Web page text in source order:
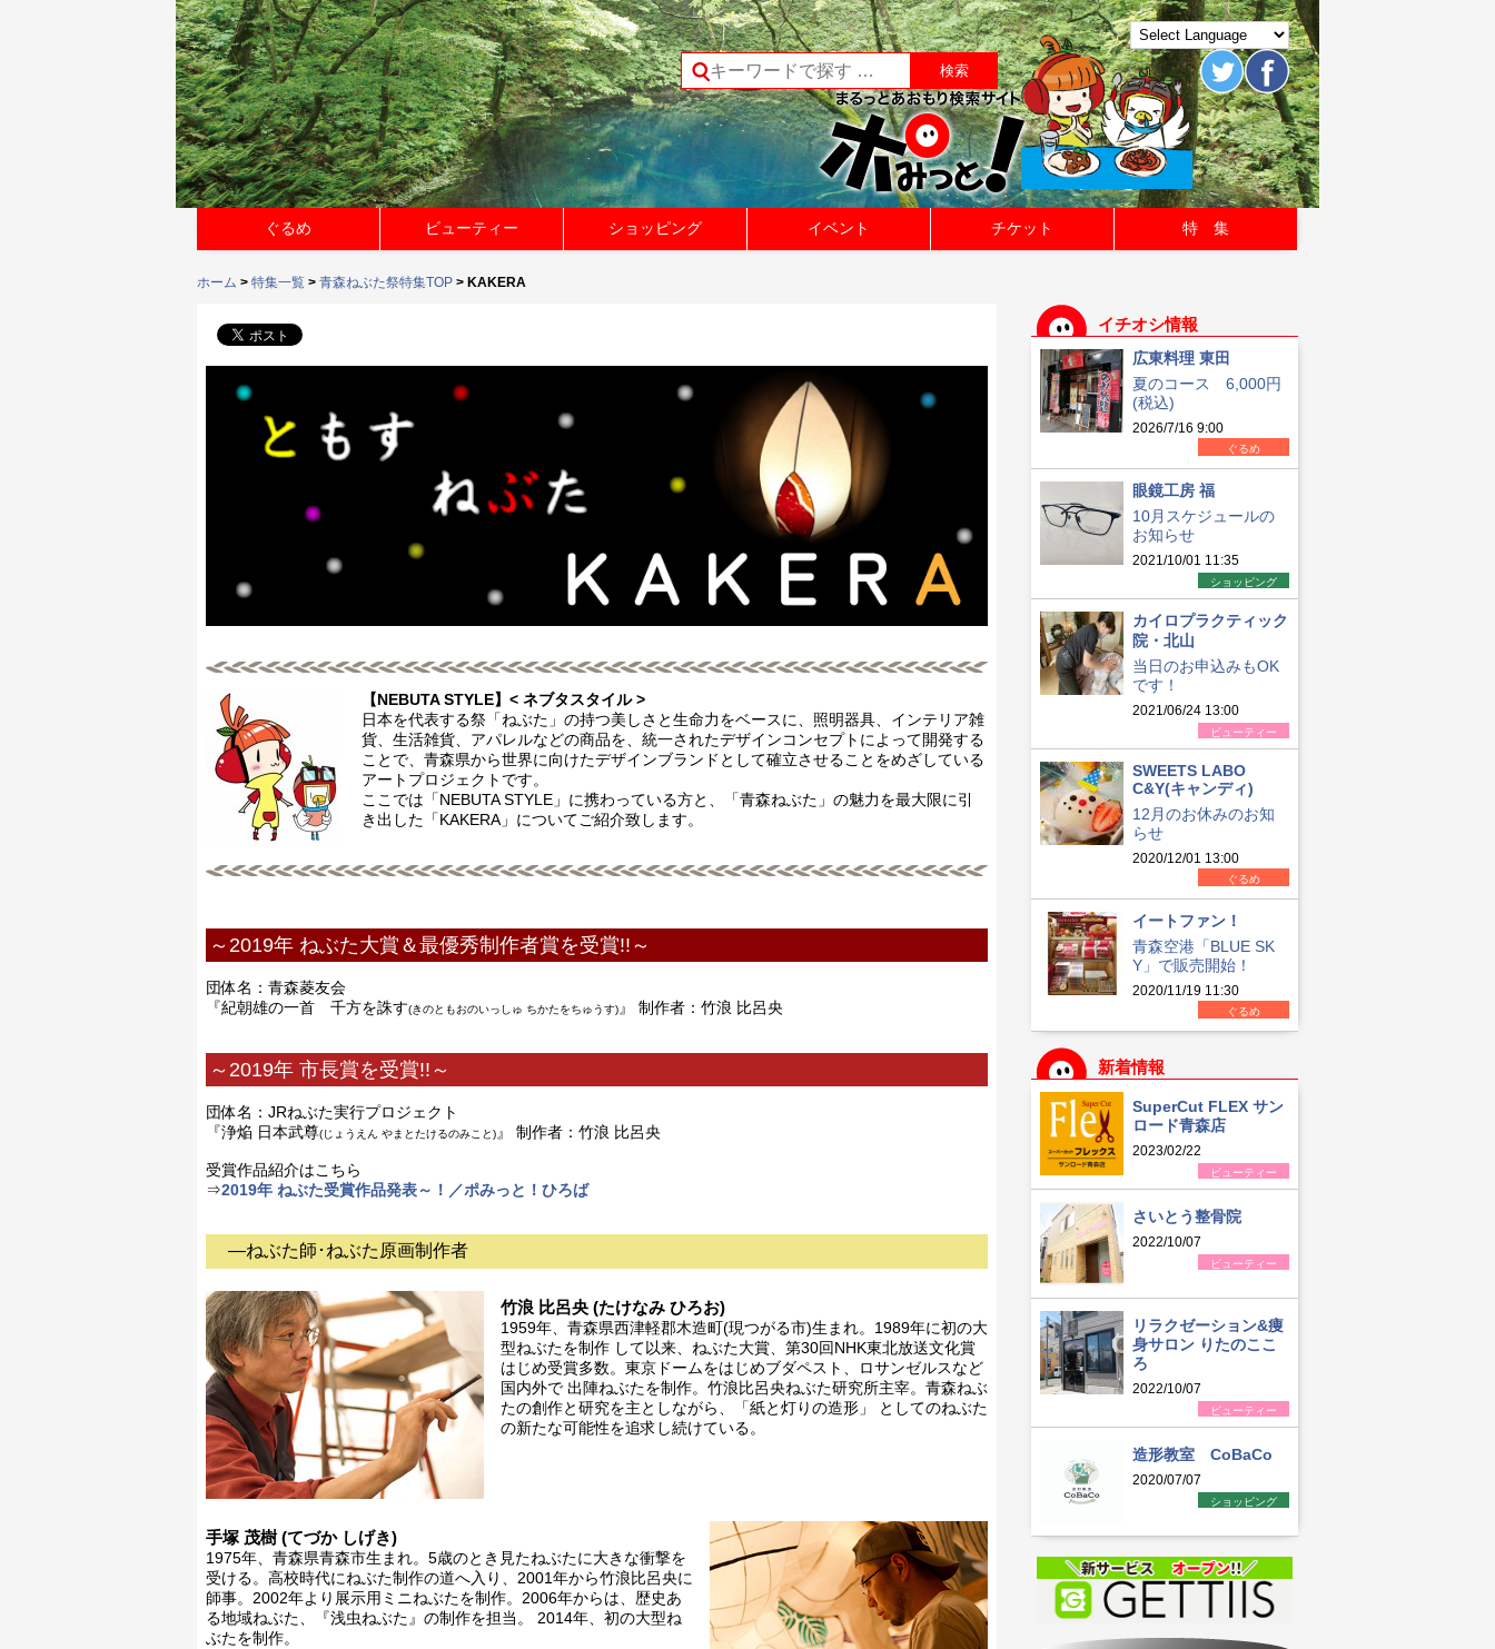
ぐるめ ビューティー ショッピング イベント チケット 特 集
ホーム > 特集一覧 > 青森ねぶた祭特集TOP > KAKERA
【NEBUTA STYLE】< ネブタスタイル >
日本を代表する祭「ねぶた」の持つ美しさと生命力をベースに、照明器具、インテリア雑
貨、生活雑貨、アパレルなどの商品を、統一されたデザインコンセプトによって開発する
ことで、青森県から世界に向けたデザインブランドとして確立させることをめざしている
アートプロジェクトです。
ここでは「NEBUTA STYLE」に携わっている方と、「青森ねぶた」の魅力を最大限に引
き出した「KAKERA」についてご紹介致します。
～2019年 ねぶた大賞＆最優秀制作者賞を受賞!!～
団体名：青森菱友会
『紀朝雄の一首 千方を誅す(きのともおのいっしゅ ちかたをちゅうす)』 制作者：竹浪 比呂央
～2019年 市長賞を受賞!!～
団体名：JRねぶた実行プロジェクト
『浄焔 日本武尊(じょうえん やまとたけるのみこと)』 制作者：竹浪 比呂央
受賞作品紹介はこちら
⇒2019年 ねぶた受賞作品発表～！／ポみっと！ひろば
―ねぶた師･ねぶた原画制作者
竹浪 比呂央 (たけなみ ひろお)
1959年、青森県西津軽郡木造町(現つがる市)生まれ。1989年に初の大
型ねぶたを制作 して以来、ねぶた大賞、第30回NHK東北放送文化賞
はじめ受賞多数。東京ドームをはじめブダペスト、ロサンゼルスなど
国内外で 出陣ねぶたを制作。竹浪比呂央ねぶた研究所主宰。青森ねぶ
たの創作と研究を主としながら、「紙と灯りの造形」 としてのねぶた
の新たな可能性を追求し続けている。
手塚 茂樹 (てづか しげき)
1975年、青森県青森市生まれ。5歳のとき見たねぶたに大きな衝撃を
受ける。高校時代にねぶた制作の道へ入り、2001年から竹浪比呂央に
師事。2002年より展示用ミニねぶたを制作。2006年からは、歴史あ
る地域ねぶた、『浅虫ねぶた』の制作を担当。 2014年、初の大型ね
ぶたを制作。
イチオシ情報
広東料理 東田
夏のコース 6,000円
(税込)
2026/7/16 9:00
ぐるめ
眼鏡工房 福
10月スケジュールの
お知らせ
2021/10/01 11:35
ショッピング
カイロプラクティック
院・北山
当日のお申込みもOK
です！
2021/06/24 13:00
ビューティー
SWEETS LABO
C&Y(キャンディ)
12月のお休みのお知
らせ
2020/12/01 13:00
ぐるめ
イートファン！
青森空港「BLUE SK
Y」で販売開始！
2020/11/19 11:30
ぐるめ
新着情報
SuperCut FLEX サン
ロード青森店
2023/02/22
ビューティー
さいとう整骨院
2022/10/07
ビューティー
リラクゼーション&痩
身サロン りたのここ
ろ
2022/10/07
ビューティー
造形教室 CoBaCo
2020/07/07
ショッピング